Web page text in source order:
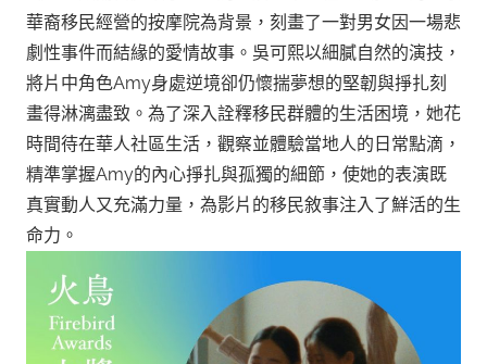
華裔移民經營的按摩院為背景，刻畫了一對男女因一場悲
劇性事件而結緣的愛情故事。吳可熙以細膩自然的演技，
將片中角色Amy身處逆境卻仍懷揣夢想的堅韌與掙扎刻
畫得淋漓盡致。為了深入詮釋移民群體的生活困境，她花
時間待在華人社區生活，觀察並體驗當地人的日常點滴，
精準掌握Amy的內心掙扎與孤獨的細節，使她的表演既
真實動人又充滿力量，為影片的移民敘事注入了鮮活的生
命力。